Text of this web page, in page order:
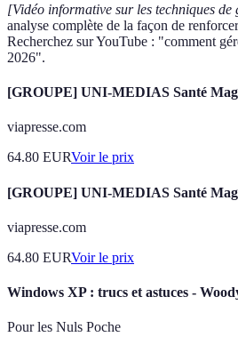
[Vidéo informative sur les techniques de
analyse complète de la façon de
Recherchez sur YouTube : "comment
2026".
[GROUPE] UNI-MEDIAS Santé
viapresse.com
64.80 EURVoir le prix
[GROUPE] UNI-MEDIAS Santé
viapresse.com
64.80 EURVoir le prix
Windows XP : trucs et astuces -
Pour les Nuls Poche